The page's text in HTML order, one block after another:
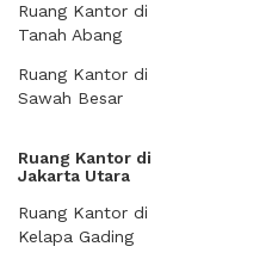
Ruang Kantor di
Tanah Abang
Ruang Kantor di
Sawah Besar
Ruang Kantor di
Jakarta Utara
Ruang Kantor di
Kelapa Gading